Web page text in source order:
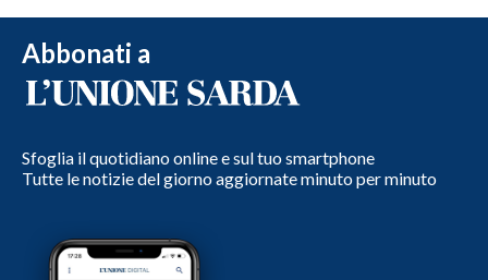
Abbonati a
Sfoglia il quotidiano online e sul tuo smartphone
Tutte le notizie del giorno aggiornate minuto per minuto